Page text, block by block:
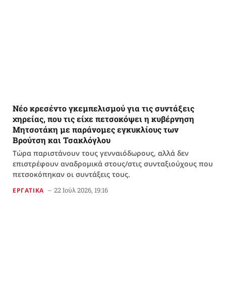
Νέο κρεσέντο γκεμπελισμού για τις συντάξεις
χηρείας, που τις είχε πετσοκόψει η κυβέρνηση
Μητσοτάκη με παράνομες εγκυκλίους των
Βρούτση και Τσακλόγλου
Τώρα παριστάνουν τους γενναιόδωρους, αλλά δεν
επιστρέφουν αναδρομικά στους/στις συνταξιούχους που
πετσοκόπηκαν οι συντάξεις τους.
ΕΡΓΑΤΙΚΑ 22 Ιούλ 2026, 19:16